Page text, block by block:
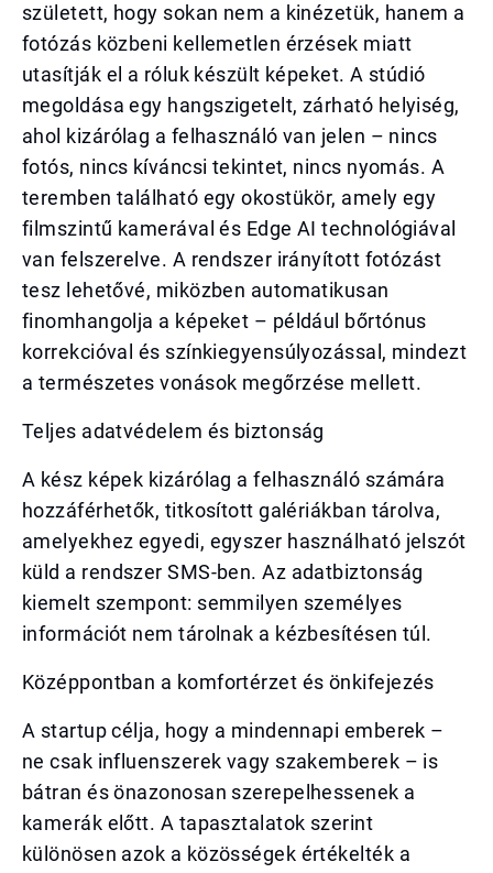
született, hogy sokan nem a kinézetük, hanem a
fotózás közbeni kellemetlen érzések miatt
utasítják el a róluk készült képeket. A stúdió
megoldása egy hangszigetelt, zárható helyiség,
ahol kizárólag a felhasználó van jelen – nincs
fotós, nincs kíváncsi tekintet, nincs nyomás. A
teremben található egy okostükör, amely egy
filmszintű kamerával és Edge AI technológiával
van felszerelve. A rendszer irányított fotózást
tesz lehetővé, miközben automatikusan
finomhangolja a képeket – például bőrtónus
korrekcióval és színkiegyensúlyozással, mindezt
a természetes vonások megőrzése mellett.
Teljes adatvédelem és biztonság
A kész képek kizárólag a felhasználó számára
hozzáférhetők, titkosított galériákban tárolva,
amelyekhez egyedi, egyszer használható jelszót
küld a rendszer SMS-ben. Az adatbiztonság
kiemelt szempont: semmilyen személyes
információt nem tárolnak a kézbesítésen túl.
Középpontban a komfortérzet és önkifejezés
A startup célja, hogy a mindennapi emberek –
ne csak influenszerek vagy szakemberek – is
bátran és önazonosan szerepelhessenek a
kamerák előtt. A tapasztalatok szerint
különösen azok a közösségek értékelték a